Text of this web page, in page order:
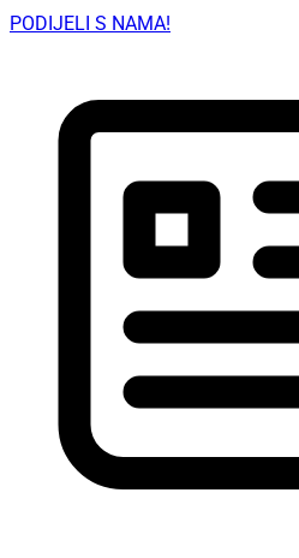
PODIJELI S NAMA!